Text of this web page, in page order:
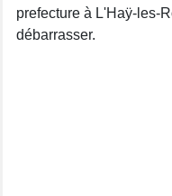
prefecture à L'Haÿ-les-
débarrasser.